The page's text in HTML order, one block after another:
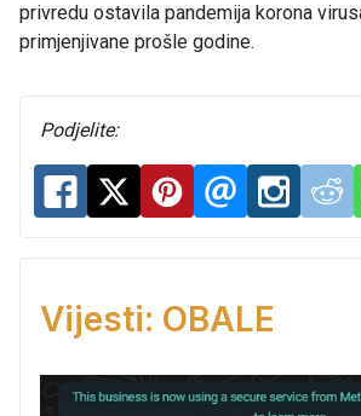
privredu ostavila pandemija korona
primjenjivane prošle godine.
Podjelite:
Vijesti: OBALE